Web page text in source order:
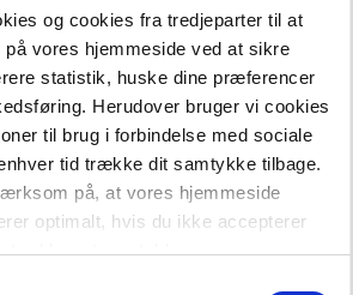
og cookies fra tredjeparter til at
vores hjemmeside ved at sikre
statistik, huske dine præferencer
Herudover bruger vi cookies
til brug i forbindelse med sociale
tid trække dit samtykke tilbage.
på, at vores hjemmeside
optimalt, hvis du ikke accepterer
et samtykke.
143,00 kr.